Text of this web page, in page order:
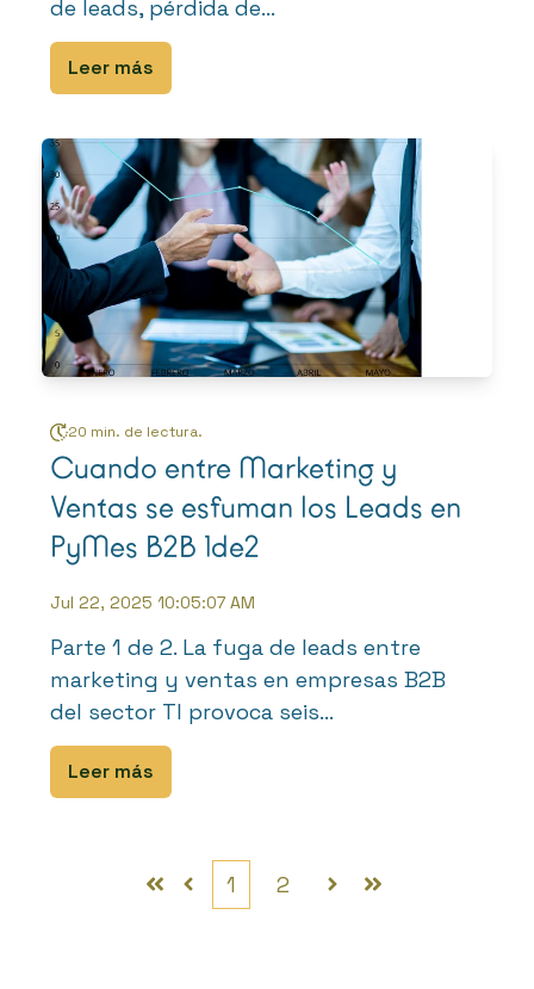
de leads, pérdida de...
Leer más
20 min. de lectura.
Cuando entre Marketing y
Ventas se esfuman los Leads en
PyMes B2B 1de2
Jul 22, 2025 10:05:07 AM
Parte 1 de 2. La fuga de leads entre
marketing y ventas en empresas B2B
del sector TI provoca seis...
Leer más
PrimeroAnterior
1 2
Siguiente
Último